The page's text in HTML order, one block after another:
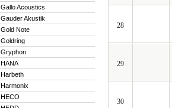
Gallo Acoustics
Gauder Akustik
Gold Note
Goldring
Gryphon
HANA
Harbeth
Harmonix
HECO
28
29
30